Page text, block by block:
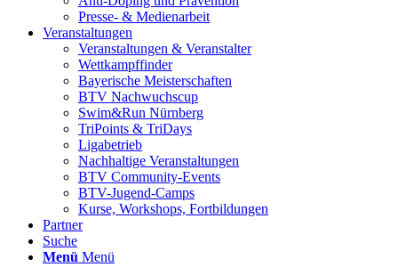
Presse- & Medienarbeit
Veranstaltungen
Veranstaltungen & Veranstalter
Wettkampffinder
Bayerische Meisterschaften
BTV Nachwuchscup
Swim&Run Nürnberg
TriPoints & TriDays
Ligabetrieb
Nachhaltige Veranstaltungen
BTV Community-Events
BTV-Jugend-Camps
Kurse, Workshops, Fortbildungen
Partner
Suche
Menü Menü